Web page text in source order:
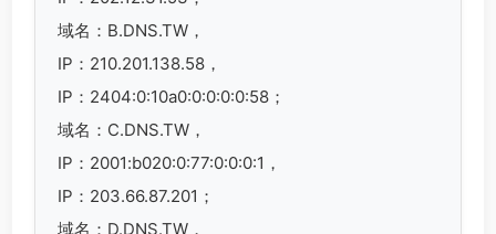
域名：B.DNS.TW，
IP：210.201.138.58，
IP：2404:0:10a0:0:0:0:0:58；
域名：C.DNS.TW，
IP：2001:b020:0:77:0:0:0:1，
IP：203.66.87.201；
域名：D.DNS.TW，